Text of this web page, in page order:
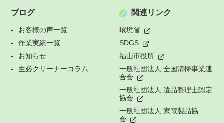
ブログ
お客様の声一覧
作業実績一覧
お知らせ
生必クリーナーコラム
関連リンク
環境省
SDGS
福山市役所
一般社団法人 全国清掃事業連
合会
一般社団法人 遺品整理士認定
協会
一般社団法人 家電製品協
会